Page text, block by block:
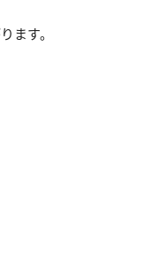
ます。